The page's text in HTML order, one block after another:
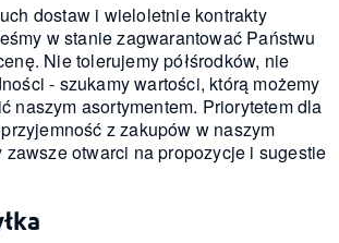
dostaw i wieloletnie kontrakty
w stanie zagwarantować Państwu
Nie tolerujemy półśrodków, nie
- szukamy wartości, którą możemy
naszym asortymentem. Priorytetem dla
z zakupów w naszym
zawsze otwarci na propozycje i sugestie